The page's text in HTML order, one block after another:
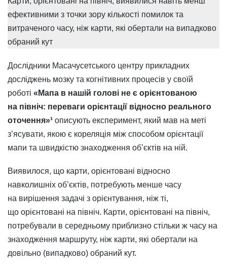
ефективними з точки зору кількості помилок та
витраченого часу, ніж карти, які обертали на випадково
обраний кут
Дослідники Масачусетського центру прикладних
досліджень мозку та когнітивних процесів у своїй
роботі «Мапа в нашій голові не є орієнтованою
на північ: переваги орієнтації відносно реального
оточення»¹ описують експеримент, який мав на меті
з’ясувати, якою є кореляція між способом орієнтації
мапи та швидкістю знаходження об’єктів на ній.
Виявилося, що карти, орієнтовані відносно
навколишніх об’єктів, потребують менше часу
на вирішення задачі з орієнтування, ніж ті,
що орієнтовані на північ. Карти, орієнтовані на північ,
потребували в середньому приблизно стільки ж часу на
знаходження маршруту, ніж карти, які обертали на
довільно (випадково) обраний кут.